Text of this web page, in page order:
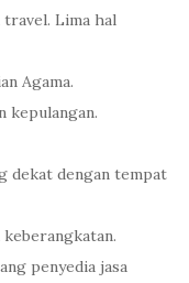
Lima hal
Agama.
kepulangan.
dekat dengan tempat
penyedia jasa